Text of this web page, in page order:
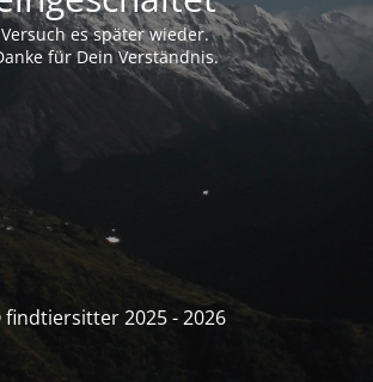
Versuch es später wieder.
für Dein Verständnis.
2025 - 2026